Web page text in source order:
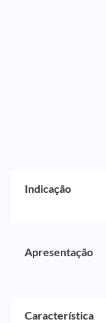
Indicação
Apresentação
Característica